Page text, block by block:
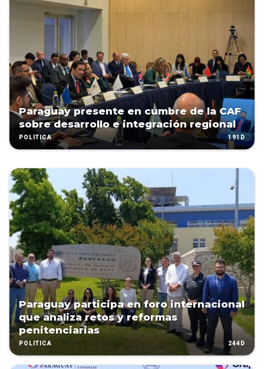
Paraguay presente en cumbre de la CAF
sobre desarrollo e integración regional
POLÍTICA 191D
Paraguay participa en foro internacional
que analiza retos y reformas
penitenciarias
POLÍTICA 244D